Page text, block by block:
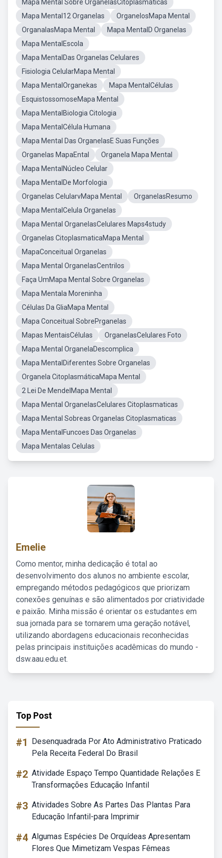
Mapa Mental Sobre OrganelasCitoplasmáticas
Mapa Mental12 Organelas
OrganelosMapa Mental
OrganalasMapa Mental
Mapa MentalD Organelas
Mapa MentalEscola
Mapa MentalDas Organelas Celulares
Fisiologia CelularMapa Mental
Mapa MentalOrganekas
Mapa MentalCélulas
EsquistossomoseMapa Mental
Mapa MentalBiologia Citologia
Mapa MentalCélula Humana
Mapa Mental Das OrganelasE Suas Funções
Organelas MapaEntal
Organela Mapa Mental
Mapa MentalNúcleo Celular
Mapa MentalDe Morfologia
Organelas CelularvMapa Mental
OrganelasResumo
Mapa MentalCelula Organelas
Mapa Mental OrganelasCelulares Maps4study
Organelas CitoplasmaticaMapa Mental
MapaConceitual Organelas
Mapa Mental OrganelasCentrilos
Faça UmMapa Mental Sobre Organelas
Mapa Mentala Moreninha
Células Da GliaMapa Mental
Mapa Conceitual SobrePrganelas
Mapas MentaisCélulas
OrganelasCelulares Foto
Mapa Mental OrganelaDescomplica
Mapa MentalDiferentes Sobre Organelas
Organela CitoplasmáticaMapa Mental
2 Lei De MendelMapa Mental
Mapa Mental OrganelasCelulares Citoplasmaticas
Mapa Mental Sobreas Organelas Citoplasmaticas
Mapa MentalFuncoes Das Organelas
Mapa Mentalas Celulas
Emelie
Como mentor, minha dedicação é total ao
desenvolvimento dos alunos no ambiente escolar,
empregando métodos pedagógicos que priorizam
conexões genuínas e são alimentados por criatividade
e paixão. Minha missão é orientar os estudantes em
sua jornada para se tornarem uma geração notável,
utilizando abordagens educacionais reconhecidas
pelas principais instituições acadêmicas do mundo -
dsw.aau.edu.et.
Top Post
#1
Desenquadrada Por Ato Administrativo Praticado
Pela Receita Federal Do Brasil
#2 Atividade Espaço Tempo Quantidade Relações E
Transformações Educação Infantil
#3 Atividades Sobre As Partes Das Plantas Para
Educação Infantil-para Imprimir
#4 Algumas Espécies De Orquídeas Apresentam
Flores Que Mimetizam Vespas Fêmeas